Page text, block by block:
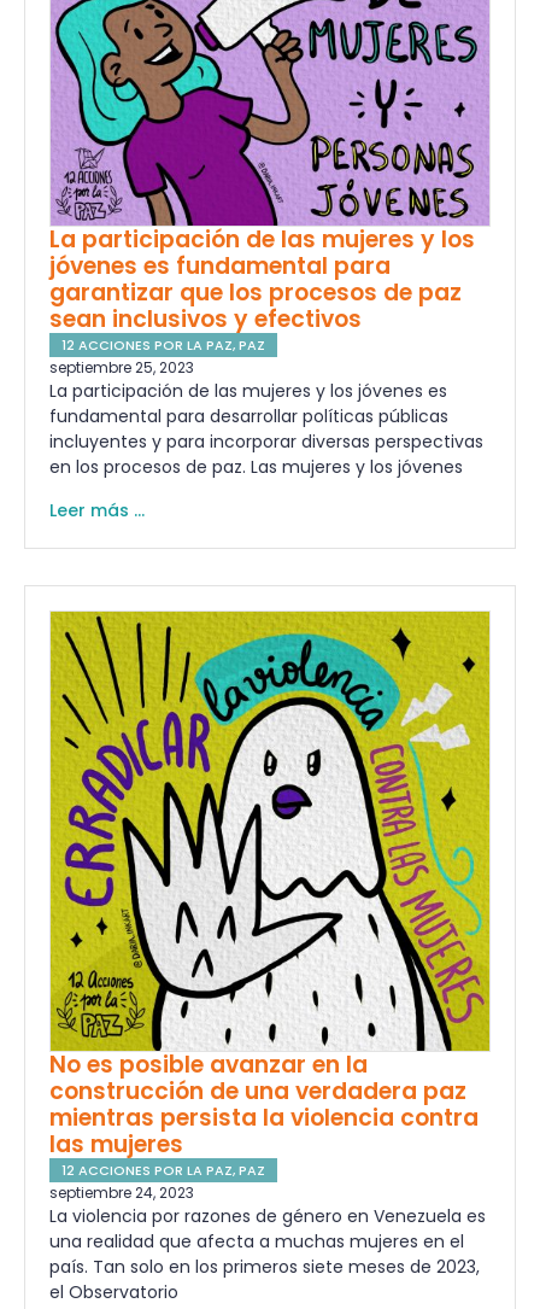
La participación de las mujeres y los
jóvenes es fundamental para
garantizar que los procesos de paz
sean inclusivos y efectivos
12 ACCIONES POR LA PAZ,PAZ
septiembre 25, 2023
La participación de las mujeres y los jóvenes es
fundamental para desarrollar políticas públicas
incluyentes y para incorporar diversas perspectivas
en los procesos de paz. Las mujeres y los jóvenes
Leer más ...
No es posible avanzar en la
construcción de una verdadera paz
mientras persista la violencia contra
las mujeres
12 ACCIONES POR LA PAZ,PAZ
septiembre 24, 2023
La violencia por razones de género en Venezuela es
una realidad que afecta a muchas mujeres en el
país. Tan solo en los primeros siete meses de 2023,
el Observatorio